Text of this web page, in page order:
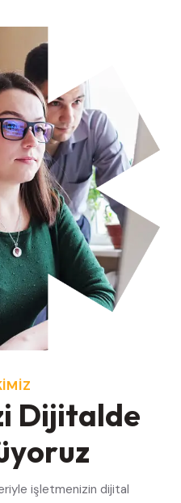
i Dijitalde
yoruz
işletmenizin dijital